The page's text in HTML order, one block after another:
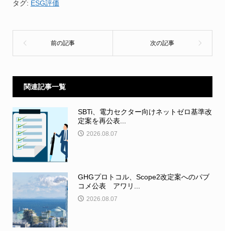
タグ: ESG評価
関連記事一覧
SBTi、電力セクター向けネットゼロ基準改
定案を再公表...
2026.08.07
GHGプロトコル、Scope2改定案へのパブ
コメ公表 アワリ...
2026.08.07